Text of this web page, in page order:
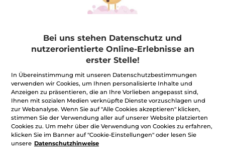
24,90€
Bei uns stehen Datenschutz und
nutzerorientierte Online-Erlebnisse an
erster Stelle!
In Übereinstimmung mit unseren Datenschutzbestimmungen
verwenden wir Cookies, um Ihnen personalisierte Inhalte und
Anzeigen zu präsentieren, die an Ihre Vorlieben angepasst sind,
Ihnen mit sozialen Medien verknüpfte Dienste vorzuschlagen und
zur Webanalyse. Wenn Sie auf "Alle Cookies akzeptieren" klicken,
stimmen Sie der Verwendung aller auf unserer Website platzierten
Cookies zu. Um mehr über die Verwendung von Cookies zu erfahren,
klicken Sie im Banner auf "Cookie-Einstellungen" oder lesen Sie
unsere Datenschutzhinweise